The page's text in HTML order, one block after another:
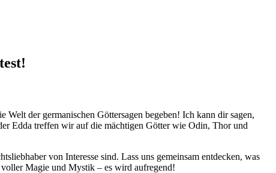
der germanischen Göttersagen begeben! Ich kann dir sagen,
Edda treffen wir auf die mächtigen Götter wie Odin, Thor und
von Interesse sind. Lass uns gemeinsam entdecken, was
Magie und Mystik – es wird aufregend!